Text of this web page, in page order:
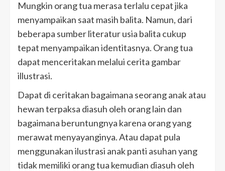
Mungkin orang tua merasa terlalu cepat jika
menyampaikan saat masih balita. Namun, dari
beberapa sumber literatur usia balita cukup
tepat menyampaikan identitasnya. Orang tua
dapat menceritakan melalui cerita gambar
illustrasi.
Dapat di ceritakan bagaimana seorang anak atau
hewan terpaksa diasuh oleh orang lain dan
bagaimana beruntungnya karena orang yang
merawat menyayanginya. Atau dapat pula
menggunakan ilustrasi anak panti asuhan yang
tidak memiliki orang tua kemudian diasuh oleh